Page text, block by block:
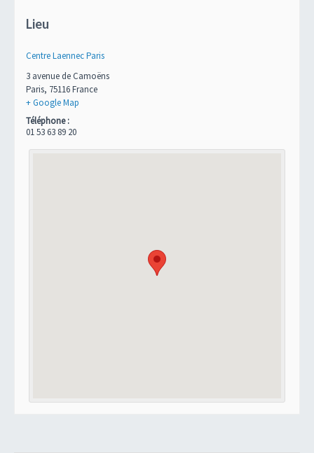
Lieu
Centre Laennec Paris
3 avenue de Camoëns
Paris, 75116France
+ Google Map
Téléphone :
01 53 63 89 20